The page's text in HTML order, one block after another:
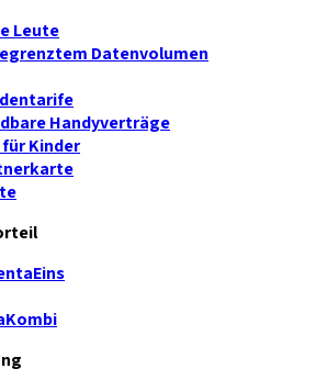
Leute
Datenvolumen
Handyverträge
Kinder